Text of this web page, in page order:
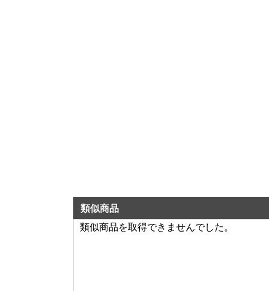
類似商品
類似商品を取得できませんでした。